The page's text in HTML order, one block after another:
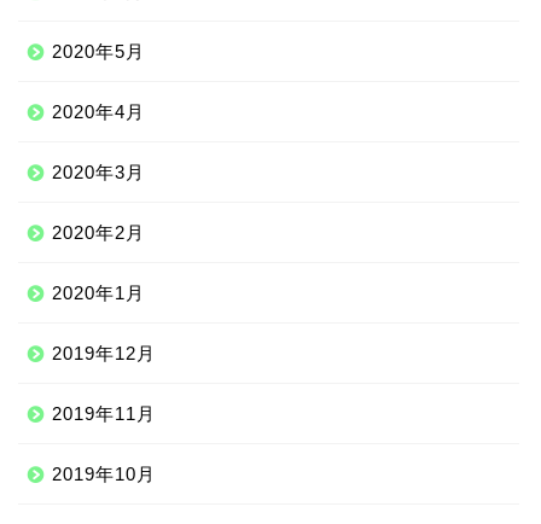
2020年5月
2020年4月
2020年3月
2020年2月
2020年1月
2019年12月
2019年11月
2019年10月